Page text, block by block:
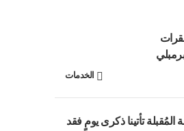
الخدمات
المُقبلة تأتينا ذكرى يومٍ فقد